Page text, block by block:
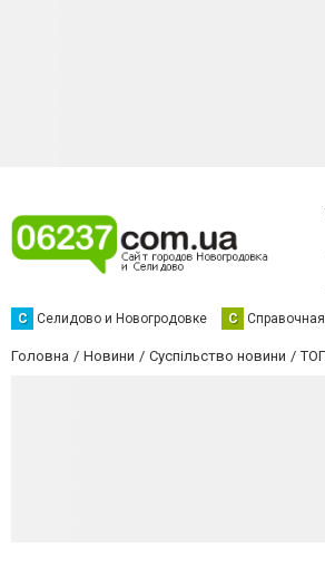
С Селидово и Новогродовке С Справочная
Головна Новини Суспільство новини